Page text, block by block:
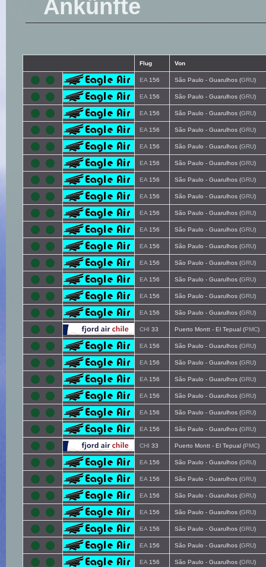
Ankünfte
Flug Von
EA 156 São Paulo - Guarulhos (GRU)
EA 156 São Paulo - Guarulhos (GRU)
EA 156 São Paulo - Guarulhos (GRU)
EA 156 São Paulo - Guarulhos (GRU)
EA 156 São Paulo - Guarulhos (GRU)
EA 156 São Paulo - Guarulhos (GRU)
EA 156 São Paulo - Guarulhos (GRU)
EA 156 São Paulo - Guarulhos (GRU)
EA 156 São Paulo - Guarulhos (GRU)
EA 156 São Paulo - Guarulhos (GRU)
EA 156 São Paulo - Guarulhos (GRU)
EA 156 São Paulo - Guarulhos (GRU)
EA 156 São Paulo - Guarulhos (GRU)
EA 156 São Paulo - Guarulhos (GRU)
EA 156 São Paulo - Guarulhos (GRU)
CHI 33 Puerto Montt - El Tepual (PMC)
EA 156 São Paulo - Guarulhos (GRU)
EA 156 São Paulo - Guarulhos (GRU)
EA 156 São Paulo - Guarulhos (GRU)
EA 156 São Paulo - Guarulhos (GRU)
EA 156 São Paulo - Guarulhos (GRU)
EA 156 São Paulo - Guarulhos (GRU)
CHI 33 Puerto Montt - El Tepual (PMC)
EA 156 São Paulo - Guarulhos (GRU)
EA 156 São Paulo - Guarulhos (GRU)
EA 156 São Paulo - Guarulhos (GRU)
EA 156 São Paulo - Guarulhos (GRU)
EA 156 São Paulo - Guarulhos (GRU)
EA 156 São Paulo - Guarulhos (GRU)
EA 156 São Paulo - Guarulhos (GRU)